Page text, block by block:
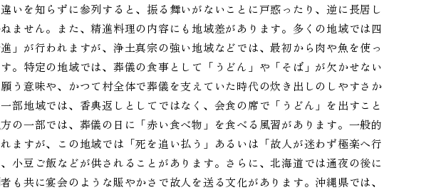
いを知らずに参列すると、振る舞いがないことに戸惑ったり、逆に長居し
ません。また、精進料理の内容にも地域差があります。多くの地域では四
」が行われますが、浄土真宗の強い地域などでは、最初から肉や魚を使っ
。特定の地域では、葬儀の食事として「うどん」や「そば」が欠かせない
う意味や、かつて村全体で葬儀を支えていた時代の炊き出しのしやすさか
部地域では、香典返しとしてではなく、会食の席で「うどん」を出すこと
の一部では、葬儀の日に「赤い食べ物」を食べる風習があります。一般的
ますが、この地域では「死を追い払う」あるいは「故人が迷わず極楽へ行
小豆ご飯などが供されることがあります。さらに、北海道では通夜の後に
も共に宴会のような賑やかさで故人を送る文化があります。沖縄県では、